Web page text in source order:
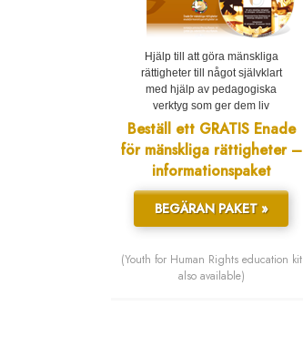
Hjälp till att göra mänskliga
rättigheter till något självklart
med hjälp av pedagogiska
verktyg som ger dem liv
Beställ ett GRATIS Enade
för mänskliga rättigheter –
informationspaket
BEGÄRAN PAKET »
(Youth for Human Rights education kit
also available)